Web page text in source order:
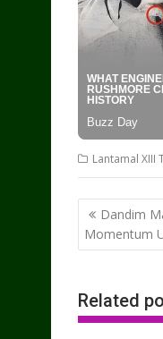
Lantamal XIII
Post
Dandim
Momentum
Related